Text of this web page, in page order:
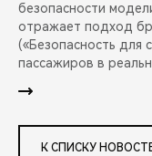
безопасности
отражает подход
(«Безопасность для
пассажиров в
К СПИСКУ